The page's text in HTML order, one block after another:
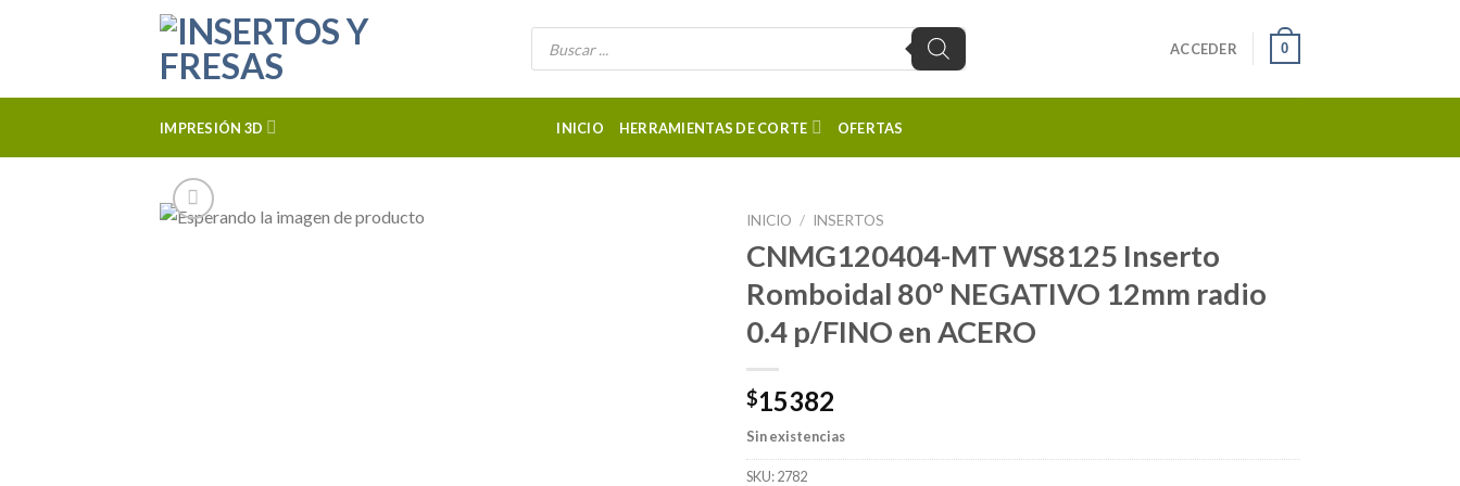
Búsqueda
ACCEDER 0
IMPRESIÓN 3D INICIO HERRAMIENTAS DE CORTE OFERTAS
INICIO / INSERTOS
CNMG120404-MT WS8125 Inserto
Romboidal 80º NEGATIVO 12mm radio
0.4 p/FINO en ACERO
$15382
Sin existencias
SKU:2782